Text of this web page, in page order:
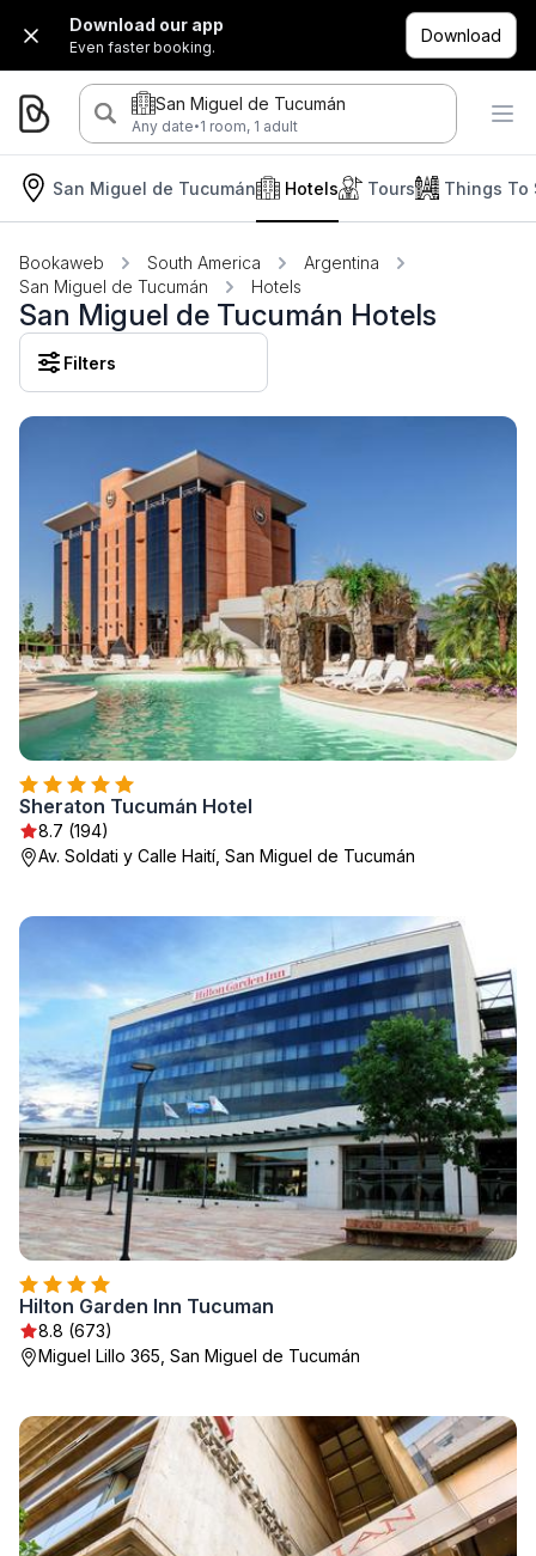
Download our app
Even faster booking.
Download
San Miguel de Tucumán
Any date·1 room, 1 adult
San Miguel de Tucumán Hotels Tours Things To
Bookaweb South America
Argentina
San Miguel de Tucumán
Hotels
San Miguel de Tucumán Hotels
Filters
Sheraton Tucumán Hotel
8.7 (194)
Av. Soldati y Calle Haití, San Miguel de Tucumán
Hilton Garden Inn Tucuman
8.8 (673)
Miguel Lillo 365, San Miguel de Tucumán